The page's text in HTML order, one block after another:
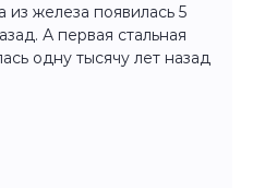
из железа появилась 5
А первая стальная
одну тысячу лет назад